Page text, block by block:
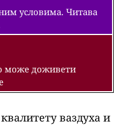
условима. Читава
може доживети
ваздуха и